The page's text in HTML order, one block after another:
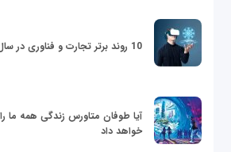
10 روند برتر تجارت و فناوری در سال 2022
آیا طوفان متاورس زندگی همه ما
خواهد داد